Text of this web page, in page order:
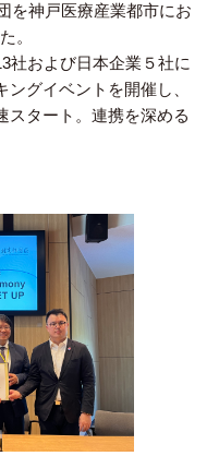
を神戸医療産業都市にお
。
社および日本企業５社に
グイベントを開催し、
スタート。連携を深める